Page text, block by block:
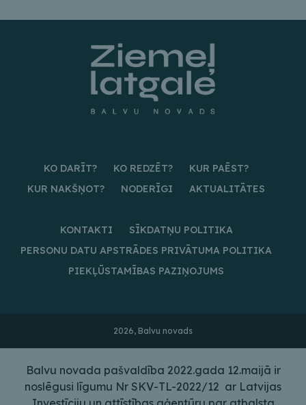
KO DARĪT? KO REDZĒT?
KUR PAĒST?
KUR NAKŠŅOT?
NODERĪGI AKTUALITĀTES
KONTAKTI
SĪKDATŅU POLITIKA
PERSONU DATU APSTRĀDES PRIVĀTUMA POLITIKA
PIEKĻŪSTAMĪBAS PAZIŅOJUMS
2026, Balvu novads
Balvu novada pašvaldība 2022.gada 12.maijā ir
noslēgusi līgumu Nr SKV-TL-2022/12 ar Latvijas